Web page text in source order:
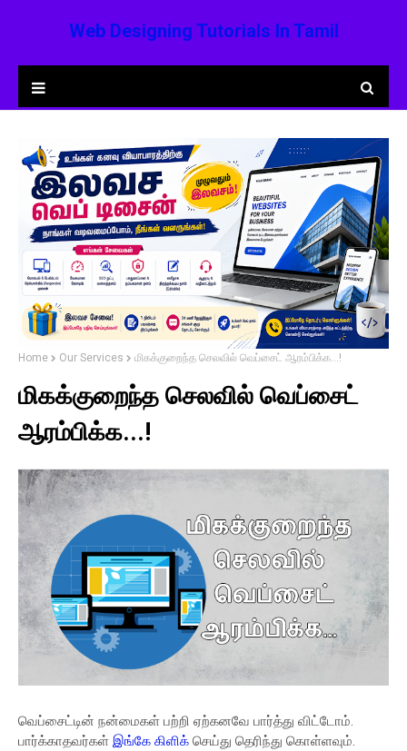
Web Designing Tutorials In Tamil
Home Our Services மிகக்குறைந்த செலவில் வெப்சைட் ஆரம்பிக்க...!
மிகக்குறைந்த செலவில் வெப்சைட்
ஆரம்பிக்க...!
வெப்சைட்டின் நன்மைகள் பற்றி ஏற்கனவே பார்த்து விட்டோம்.
பார்க்காதவர்கள் இங்கே கிளிக் செய்து தெரிந்து கொள்ளவும்.